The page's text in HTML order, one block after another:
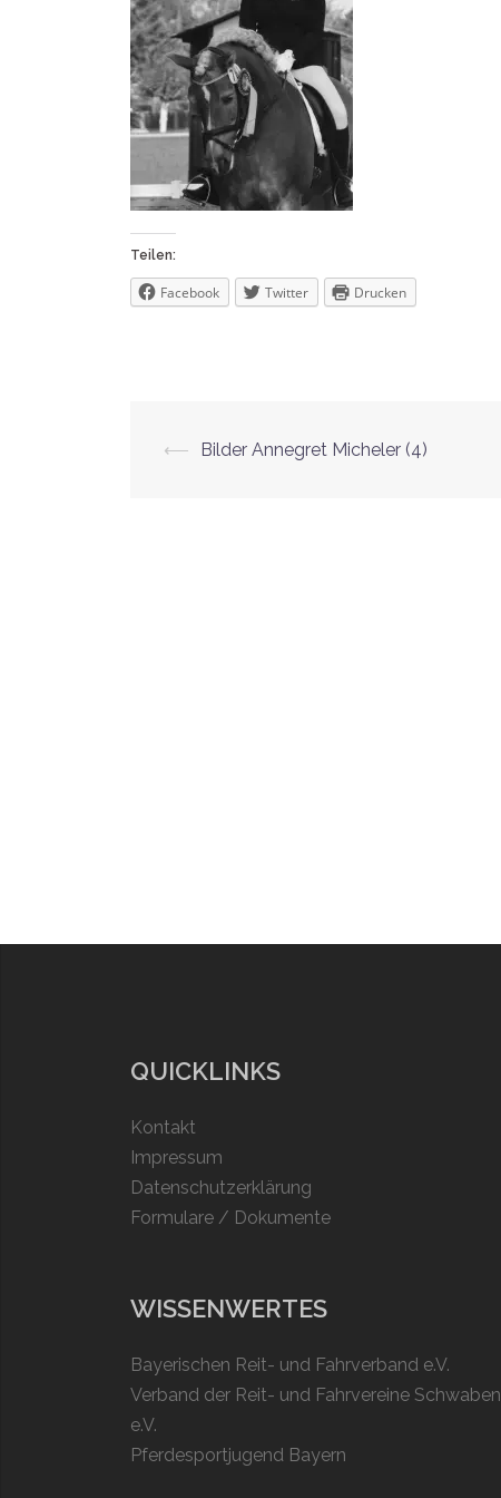
Teilen:
Facebook Twitter Drucken
Beitrags-
⟵ Bilder Annegret Micheler (4)
QUICKLINKS
Kontakt
Impressum
Datenschutzerklärung
Formulare / Dokumente
WISSENWERTES
Bayerischen Reit- und Fahrverband e.V.
Verband der Reit- und Fahrvereine Schwaben
e.V.
Pferdesportjugend Bayern